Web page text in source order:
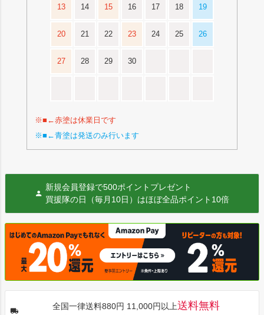
13 14 15 16 17 18 19
20 21 22 23 24 25 26
27 28 29 30
※■←赤塗は休業日です
※■←青塗は発送のみ行います
新規会員登録で500ポイントプレゼント
買援隊の日（毎月10日）はほぼ全品ポイント10倍
全国一律送料880円 11,000円以上送料無料